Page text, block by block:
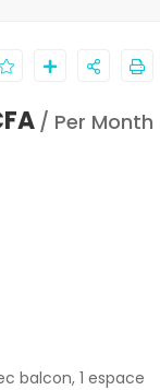
/ Per Month
balcon, 1 espace